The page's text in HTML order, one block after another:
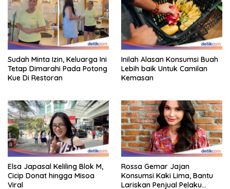
Sudah Minta Izin, Keluarga Ini
Tetap Dimarahi Pada Potong
Kue Di Restoran
Inilah Alasan Konsumsi Buah
Lebih baik Untuk Camilan
Kemasan
Elsa Japasal Keliling Blok M,
Cicip Donat hingga Misoa
Viral
Rossa Gemar Jajan
Konsumsi Kaki Lima, Bantu
Lariskan Penjual Pelaku